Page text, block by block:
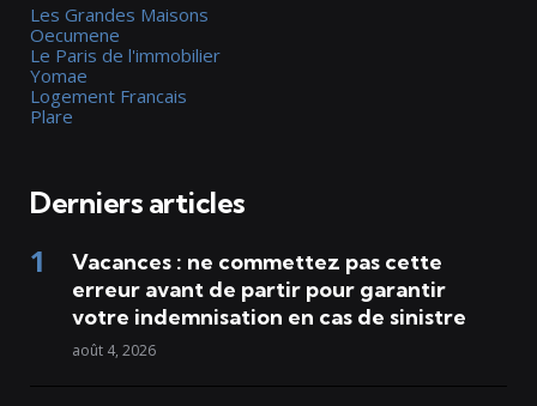
Les Grandes Maisons
Oecumene
Le Paris de l'immobilier
Yomae
Logement Francais
Plare
Derniers articles
Vacances : ne commettez pas cette
erreur avant de partir pour garantir
votre indemnisation en cas de sinistre
août 4, 2026